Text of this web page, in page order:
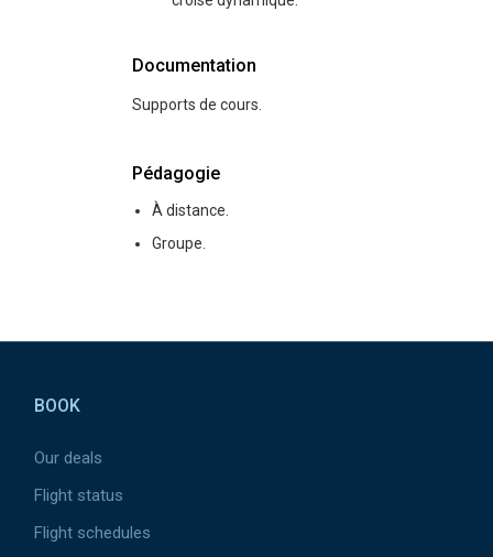
Documentation
Supports de cours.
Pédagogie
À distance.
Groupe.
BOOK
Our deals
Flight status
Flight schedules